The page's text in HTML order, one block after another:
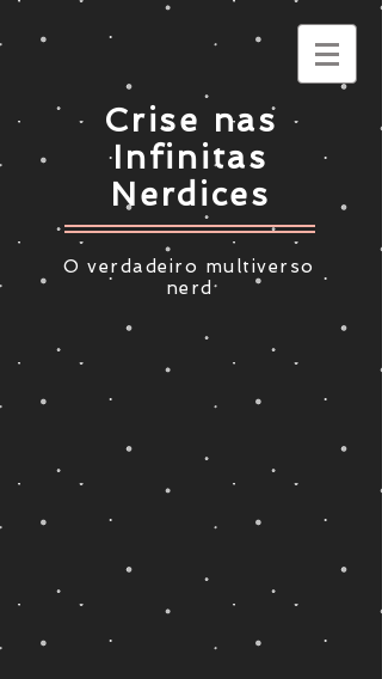
Crise nas
Infinitas
Nerdices
O verdadeiro multiverso
nerd